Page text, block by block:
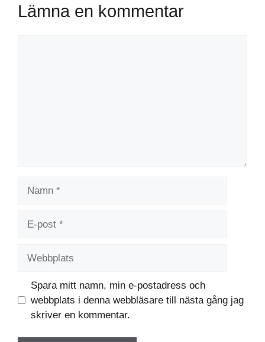
Lämna en kommentar
Spara mitt namn, min e-postadress och
webbplats i denna webbläsare till nästa gång jag
skriver en kommentar.